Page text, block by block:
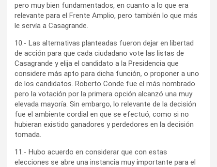
pero muy bien fundamentados, en cuanto a lo que era
relevante para el Frente Amplio, pero también lo que más
le servía a Casagrande.
10.- Las alternativas planteadas fueron dejar en libertad
de acción para que cada ciudadano vote las listas de
Casagrande y elija el candidato a la Presidencia que
considere más apto para dicha función, o proponer a uno
de los candidatos. Roberto Conde fue el más nombrado
pero la votación por la primera opción alcanzó una muy
elevada mayoría. Sin embargo, lo relevante de la decisión
fue el ambiente cordial en que se efectuó, como si no
hubieran existido ganadores y perdedores en la decisión
tomada.
11.- Hubo acuerdo en considerar que con estas
elecciones se abre una instancia muy importante para el